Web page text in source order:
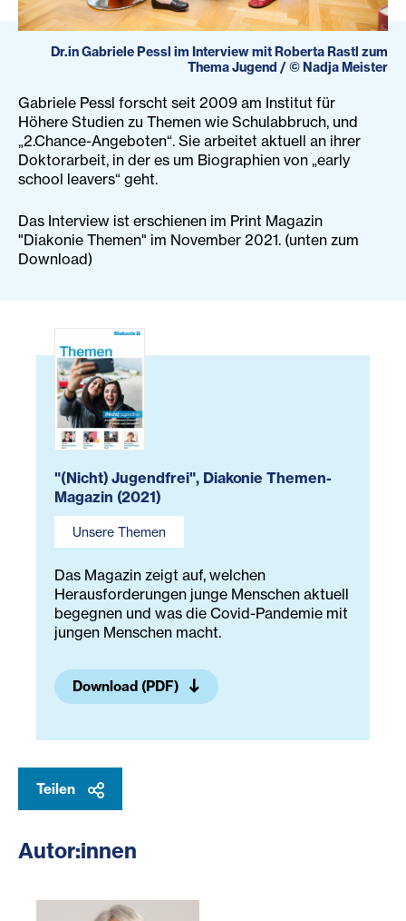
Dr.in Gabriele Pessl im Interview mit Roberta Rastl zum
Thema Jugend /©Nadja Meister
Gabriele Pessl forscht seit 2009 am Institut für
Höhere Studien zu Themen wie Schulabbruch, und
„2.Chance-Angeboten“. Sie arbeitet aktuell an ihrer
Doktorarbeit, in der es um Biographien von „early
school leavers“ geht.
Das Interview ist erschienen im Print Magazin
"Diakonie Themen" im November 2021. (unten zum
Download)
"(Nicht) Jugendfrei", Diakonie Themen-
Magazin (2021)
Unsere Themen
Das Magazin zeigt auf, welchen
Herausforderungen junge Menschen aktuell
begegnen und was die Covid-Pandemie mit
jungen Menschen macht.
Download (PDF)
Teilen
Autor:innen